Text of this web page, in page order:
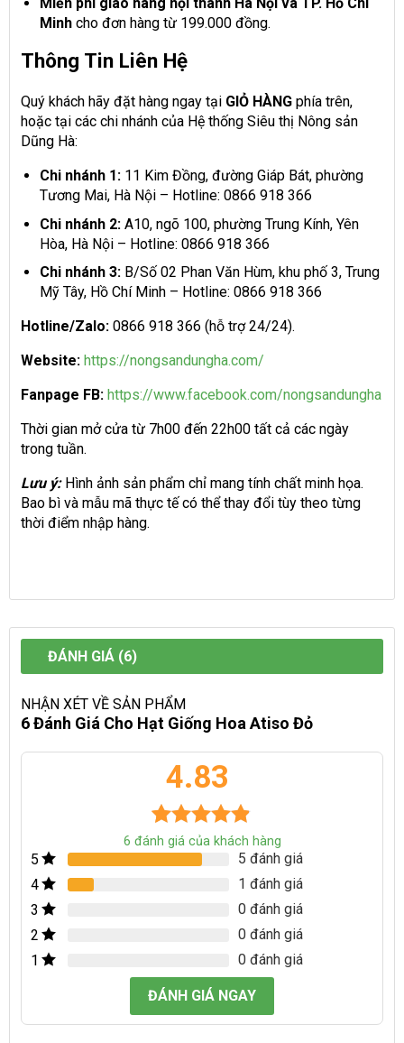
Minhcho đơn hàng từ 199.000 đồng.
Thông Tin Liên Hệ
Quý khách hãy đặt hàng ngay tại GIỎ HÀNG phía trên,
hoặc tại các chi nhánh của Hệ thống Siêu thị Nông sản
Dũng Hà:
Chi nhánh 1:11 Kim Đồng, đường Giáp Bát, phường
Tương Mai, Hà Nội – Hotline: 0866 918 366
Chi nhánh 2:A10, ngõ 100, phường Trung Kính, Yên
Hòa, Hà Nội – Hotline: 0866 918 366
Chi nhánh 3:B/Số 02 Phan Văn Hùm, khu phố 3, Trung
Mỹ Tây, Hồ Chí Minh – Hotline: 0866 918 366
Hotline/Zalo: 0866 918 366 (hỗ trợ 24/24).
Website: https://nongsandungha.com/
Fanpage FB: https://www.facebook.com/nongsandungha
Thời gian mở cửa từ 7h00 đến 22h00 tất cả các ngày
trong tuần.
Lưu ý: Hình ảnh sản phẩm chỉ mang tính chất minh họa.
Bao bì và mẫu mã thực tế có thể thay đổi tùy theo từng
thời điểm nhập hàng.
ĐÁNH GIÁ (6)
NHẬN XÉT VỀ SẢN PHẨM
6 Đánh Giá Cho Hạt Giống Hoa Atiso Đỏ
4.83
4.83trên 5
dựa trên
6
6 đánh giá của khách hàng
5
5 đánh giá
4
1 đánh giá
3
0 đánh giá
2
0 đánh giá
1
0 đánh giá
ĐÁNH GIÁ NGAY